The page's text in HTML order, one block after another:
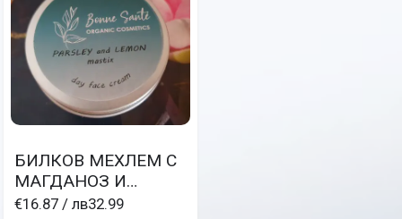
БИЛКОВ МЕХЛЕМ С
МАГДАНОЗ И
ЛИМОН при
€16.87 / лв32.99